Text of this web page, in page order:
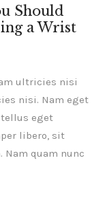
Should
a Wrist
ultricies nisi
nisi. Nam eget
tellus eget
libero, sit
Nam quam nunc